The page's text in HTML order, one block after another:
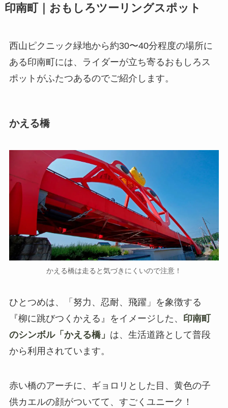
印南町｜おもしろツーリングスポット
西山ピクニック緑地から約30〜40分程度の場所に
ある印南町には、ライダーが立ち寄るおもしろス
ポットがふたつあるのでご紹介します。
かえる橋
かえる橋は走ると気づきにくいので注意！
ひとつめは、「努力、忍耐、飛躍」を象徴する
『柳に跳びつくかえる』をイメージした、 印南町
のシンボル「かえる橋」 は、生活道路として普段
から利用されています。
赤い橋のアーチに、ギョロリとした目、黄色の子
供カエルの顔がついてて、すごくユニーク！